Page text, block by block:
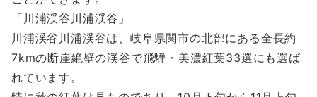
「川浦渓谷川浦渓谷」
川浦渓谷川浦渓谷は、岐阜県関市の北部にある全長約
7kmの断崖絶壁の渓谷で飛騨・美濃紅葉33選にも選ば
れています。